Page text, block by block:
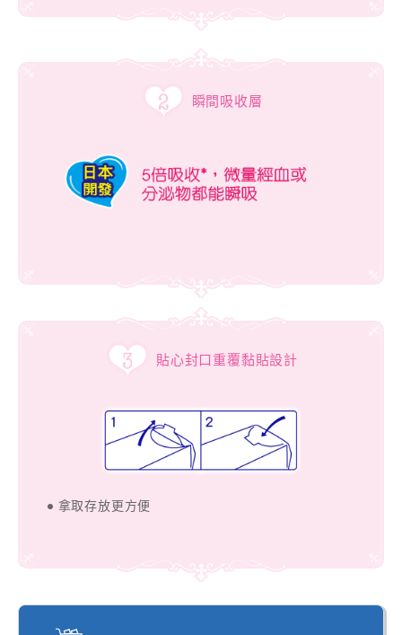
瞬間吸收層
貼心封口重覆黏貼設計
● 拿取存放更方便